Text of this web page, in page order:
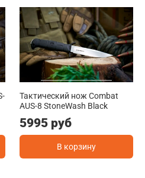
Тактический нож Combat
AUS-8 StoneWash Black
5995 руб
В корзину